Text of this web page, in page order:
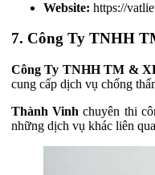
Website: https://
7. Công Ty TNHH
Công Ty TNHH TM &
cung cấp dịch vụ chống
Thành Vinh chuyên thi
những dịch vụ khác liên